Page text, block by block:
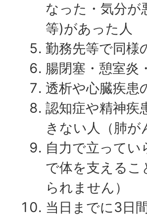
なった・気分が
等)があった人
勤務先等で同様
腸閉塞・憩室炎
透析や心臓疾患
認知症や精神疾
きない人（肺
自力で立って
で体を支えるこ
られません）
当日までに3日